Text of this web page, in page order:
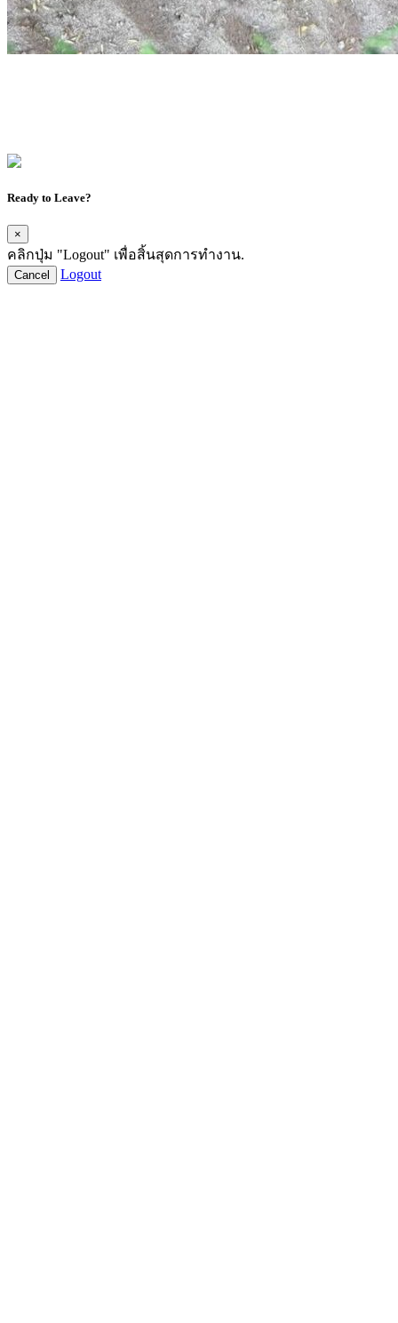
Ready to Leave?
×
คลิกปุ่ม "Logout" เพื่อสิ้นสุดการทำงาน.
Cancel Logout